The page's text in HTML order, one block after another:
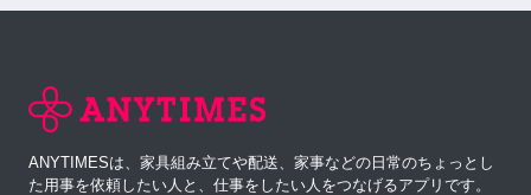
ANYTIMESは、家具組み立てや配送、家事などの日常のちょっとし
た用事を依頼したい人と、仕事をしたい人をつなげるアプリです。